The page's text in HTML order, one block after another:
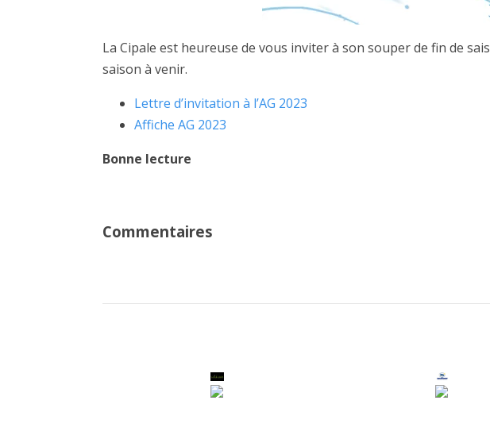
La Cipale est heureuse de vous inviter à son souper de fin de
saison à venir.
Lettre d’invitation à l’AG 2023
Affiche AG 2023
Bonne lecture
Commentaires